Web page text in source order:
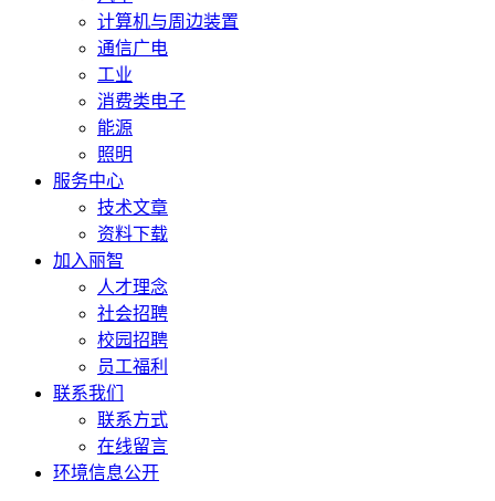
计算机与周边装置
通信广电
工业
消费类电子
能源
照明
服务中心
技术文章
资料下载
加入丽智
人才理念
社会招聘
校园招聘
员工福利
联系我们
联系方式
在线留言
环境信息公开